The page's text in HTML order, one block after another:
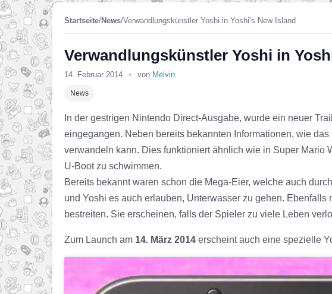
Startseite/News/Verwandlungskünstler Yoshi in Yoshi’s New Island
Verwandlungskünstler Yoshi in
14. Februar 2014 • von Melvin
News
In der gestrigen Nintendo Direct-Ausgabe, wurde ein neuer
eingegangen. Neben bereits bekannten Informationen, wie
verwandeln kann. Dies funktioniert ähnlich wie in Super Mario
U-Boot zu schwimmen.
Bereits bekannt waren schon die Mega-Eier, welche auch
und Yoshi es auch erlauben, Unterwasser zu gehen.
bestreiten. Sie erscheinen, falls der Spieler zu viele Leben
Zum Launch am 14. März 2014 erscheint auch eine spezielle